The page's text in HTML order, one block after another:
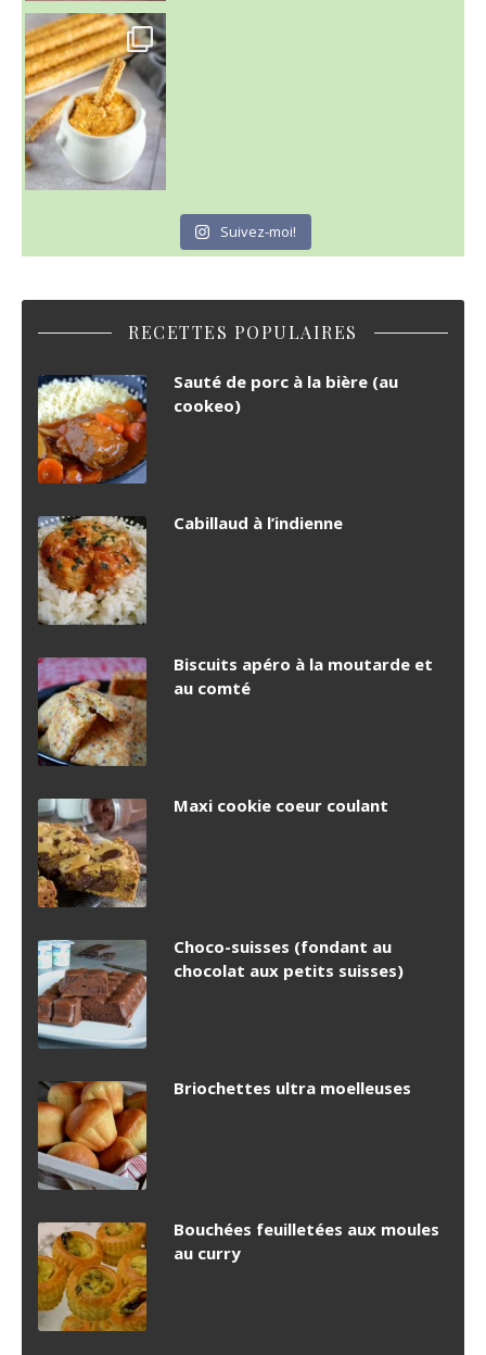
Suivez-moi!
RECETTES POPULAIRES
Sauté de porc à la bière (au
cookeo)
Cabillaud à l’indienne
Biscuits apéro à la moutarde et
au comté
Maxi cookie coeur coulant
Choco-suisses (fondant au
chocolat aux petits suisses)
Briochettes ultra moelleuses
Bouchées feuilletées aux moules
au curry